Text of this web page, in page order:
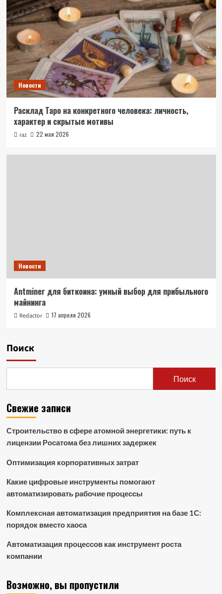
Новости
Расклад Таро на конкретного человека: личность,
характер и скрытые мотивы
raz 22 мая 2026
Новости
Antminer для биткоина: умный выбор для прибыльного
майнинга
Redactor 17 апреля 2026
Поиск
Поиск
Свежие записи
Строительство в сфере атомной энергетики: путь к
лицензии Росатома без лишних задержек
Оптимизация корпоративных затрат
Какие цифровые инструменты помогают
автоматизировать рабочие процессы
Комплексная автоматизация предприятия на базе 1С:
порядок вместо хаоса
Автоматизация процессов как инструмент роста
компании
Возможно, вы пропустили